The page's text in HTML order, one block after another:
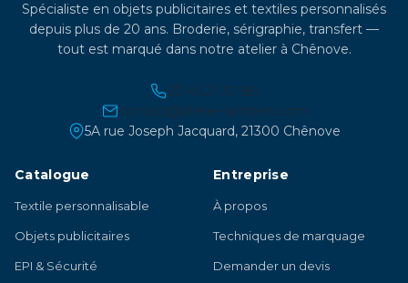
Spécialiste en objets publicitaires et textiles personnalisés
depuis plus de 20 ans. Broderie, sérigraphie, transfert —
tout est marqué dans notre atelier à Chênove.
03 45 21 30 86
contact@atelier-lambert.com
5A rue Joseph Jacquard, 21300 Chênove
Catalogue
Textile personnalisable
Objets publicitaires
EPI & Sécurité
Entreprise
À propos
Techniques de marquage
Demander un devis